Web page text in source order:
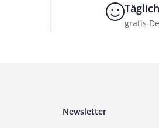
Täglich
gratis
Newsletter